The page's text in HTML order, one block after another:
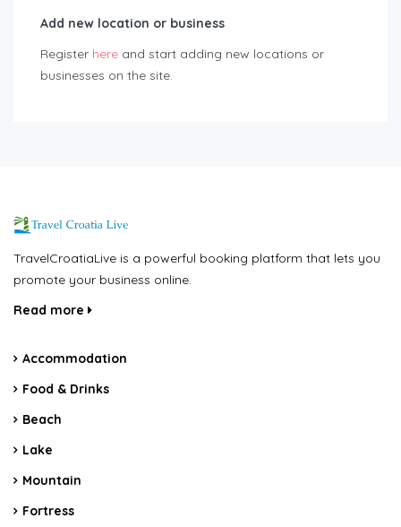
Add new location or business
Register here and start adding new locations or
businesses on the site.
TravelCroatiaLive is a powerful booking platform that lets you
promote your business online.
Read more
Accommodation
Food & Drinks
Beach
Lake
Mountain
Fortress